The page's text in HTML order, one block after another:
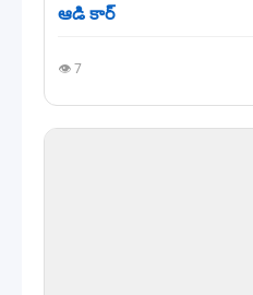
ఆడి కార్
👁️ 7